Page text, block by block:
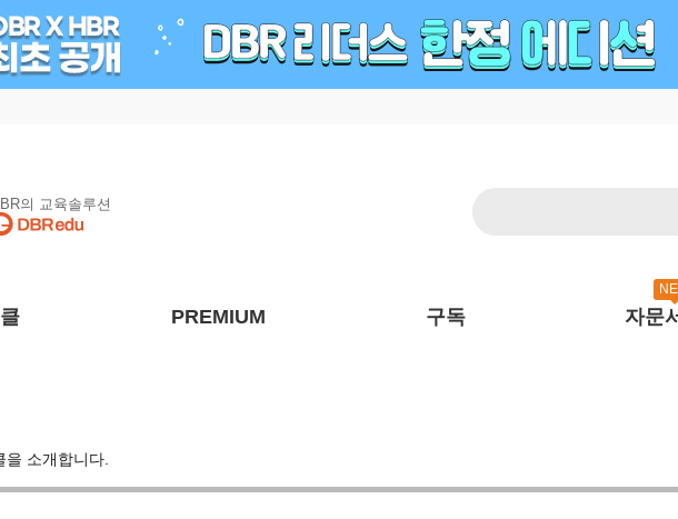
의 교육솔루션
PREMIUM 구독 자문
소개합니다.